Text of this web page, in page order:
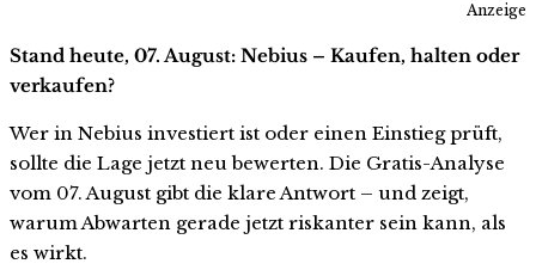
Anzeige
Stand heute, 07. August: Nebius – Kaufen, halten oder
verkaufen?
Wer in Nebius investiert ist oder einen Einstieg prüft,
sollte die Lage jetzt neu bewerten. Die Gratis-Analyse
vom 07. August gibt die klare Antwort – und zeigt,
warum Abwarten gerade jetzt riskanter sein kann, als
es wirkt.